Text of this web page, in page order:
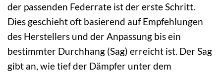
der passenden Federrate ist der erste Schritt.
Dies geschieht oft basierend auf Empfehlungen
des Herstellers und der Anpassung bis ein
bestimmter Durchhang (Sag) erreicht ist. Der Sag
gibt an, wie tief der Dämpfer unter dem